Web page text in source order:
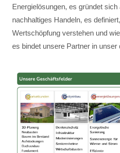
Energielösungen, es gründet
nachhaltiges Handeln, es
Wertschöpfung verstehen und
es bindet unsere Partner in unser